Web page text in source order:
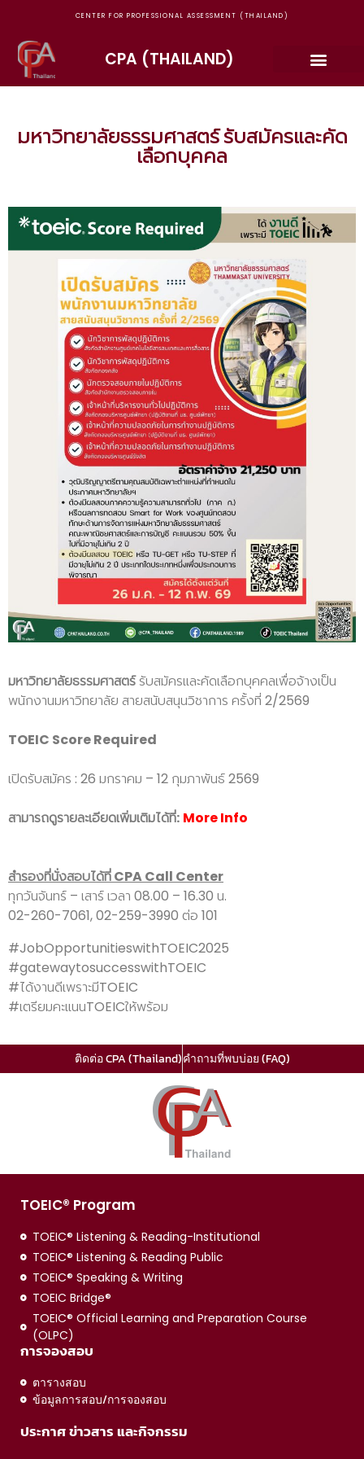
CENTER FOR PROFESSIONAL ASSESSMENT (THAILAND)
CPA (THAILAND)
มหาวิทยาลัยธรรมศาสตร์ รับสมัครและคัด
เลือกบุคคล
มหาวิทยาลัยธรรมศาสตร์รับสมัครและคัดเลือกบุคคลเพื่อจ้างเป็น
พนักงานมหาวิทยาลัย สายสนับสนุนวิชาการ ครั้งที่ 2/2569
TOEIC Score Required
เปิดรับสมัคร : 26 มกราคม – 12 กุมภาพันธ์ 2569
สามารถดูรายละเอียดเพิ่มเติมได้ที่: More Info
สำรองที่นั่งสอบได้ที่ CPA Call Center
ทุกวันจันทร์ – เสาร์ เวลา 08.00 – 16.30 น.
02-260-7061, 02-259-3990 ต่อ 101
#JobOpportunitieswithTOEIC2025
#gatewaytosuccesswithTOEIC
#ได้งานดีเพราะมีTOEIC
#เตรียมคะแนนTOEICให้พร้อม
ติดต่อ CPA (Thailand)คำถามที่พบบ่อย (FAQ)
TOEIC® Program
TOEIC® Listening & Reading-Institutional
TOEIC® Listening & Reading Public
TOEIC® Speaking & Writing
TOEIC Bridge®
TOEIC® Official Learning and Preparation Course
(OLPC)
การจองสอบ
ตารางสอบ
ข้อมูลการสอบ/การจองสอบ
ประกาศ ข่าวสาร และกิจกรรม